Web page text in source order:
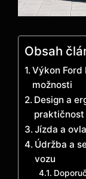
Obsah
Výkon Ford
možnosti
Design a
praktičnost
Jízda a
Údržba a
vozu